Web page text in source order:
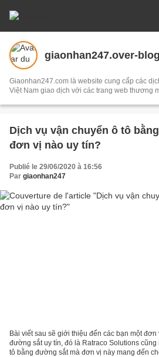
giaonhan247.over-
Giaonhan247.com là website cung cấp các
Việt Nam giao dịch với các trang web thương
Dịch vụ vận chuyển ô tô
đơn vị nào uy tín?
Publié le 29/06/2020 à 16:56
Par giaonhan247
Bài viết sau sẽ giới thiệu đến các bạn một
đường sắt uy tín, đó là Ratraco Solutions
tô bằng đường sắt mà đơn vị này mang đến